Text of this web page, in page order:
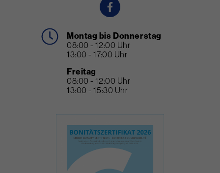
Montag bis Donnerstag
08:00 - 12:00 Uhr
13:00 - 17:00 Uhr
Freitag
08:00 - 12:00 Uhr
13:00 - 15:30 Uhr